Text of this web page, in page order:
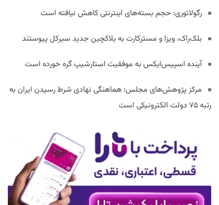
رگولاتوری: حجم بسته‌های اینترنتی کاهش نیافته است
بلک‌راک، ویزا و مسترکارت به بلاکچین جدید سیرکل پیوستند
آینده اسپیس‌ایکس به موفقیت استارشیپ گره خورده است
مرکز پژوهش‌های مجلس: هماهنگی نهادی شرط رسیدن ایران به
رتبه ۷۵ دولت الکترونیکی است